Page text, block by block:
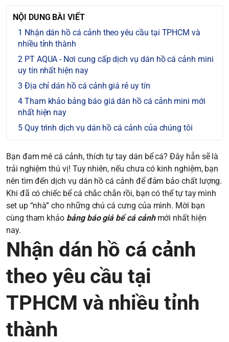
NỘI DUNG BÀI VIẾT
Nhận dán hồ cá cảnh theo yêu cầu tại TPHCM và
nhiều tỉnh thành
PT AQUA - Nơi cung cấp dịch vụ dán hồ cá cảnh mini
uy tín nhất hiện nay
Địa chỉ dán hồ cá cảnh giá rẻ uy tín
Tham khảo bảng báo giá dán hồ cá cảnh mini mới
nhất hiện nay
Quy trình dịch vụ dán hồ cá cảnh của chúng tôi
Bạn đam mê cá cảnh, thích tự tay dán bể cá? Đây hẳn sẽ là
trải nghiệm thú vị! Tuy nhiên, nếu chưa có kinh nghiệm, bạn
nên tìm đến dịch vụ dán hồ cá cảnh để đảm bảo chất lượng.
Khi đã có chiếc bể cá chắc chắn rồi, bạn có thể tự tay mình
set up “nhà” cho những chú cá cưng của mình. Mời bạn
cùng tham khảo bảng báo giá bể cá cảnhmới nhất hiện
nay.
Nhận dán hồ cá cảnh
theo yêu cầu tại
TPHCM và nhiều tỉnh
thành